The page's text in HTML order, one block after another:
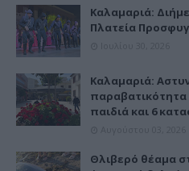
Καλαμαριά:
Πλατεία
Καλαμαριά:
παραβατικότητα
παιδιά και 6
Θλιβερό θέαμα